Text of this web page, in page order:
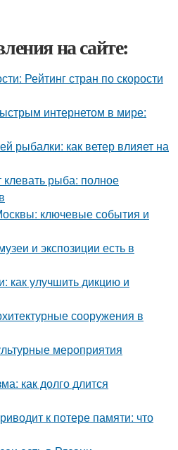
на сайте:
Рейтинг стран по скорости
интернетом в мире:
рыбалки: как ветер влияет на
клевать рыба: полное
ключевые события и
и экспозиции есть в
как улучшить дикцию и
сооружения в
мероприятия
как долго длится
к потере памяти: что